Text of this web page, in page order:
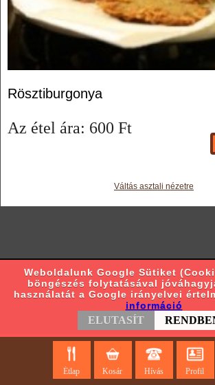
Rösztiburgonya
Az étel ára: 600 Ft
Váltás asztali nézetre
Étlap Kosár Hívás Profil
Weboldalunk Google Sütiket
böngészés folytatásával
használatát a Google irányelvei
információ
ELUTASÍT